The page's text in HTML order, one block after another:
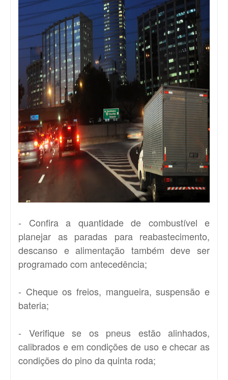
- Confira a quantidade de combustível e
planejar as paradas para reabastecimento,
descanso e alimentação também deve ser
programado com antecedência;
- Cheque os freios, mangueira, suspensão e
bateria;
- Verifique se os pneus estão alinhados,
calibrados e em condições de uso e checar as
condições do pino da quinta roda;